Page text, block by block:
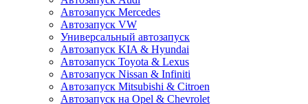
Автозапуск Mercedes
Автозапуск VW
Универсальный автозапуск
Автозапуск KIA & Hyundai
Автозапуск Toyota & Lexus
Автозапуск Nissan & Infiniti
Автозапуск Mitsubishi & Citroen
Автозапуск на Opel & Chevrolet